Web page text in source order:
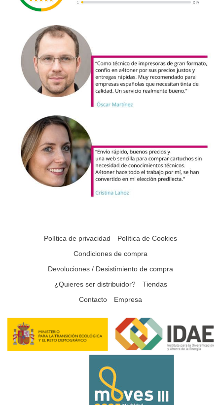
Política de privacidad
Política de Cookies
Condiciones de compra
Devoluciones / Desistimiento de compra
¿Quieres ser distribuidor?
Tiendas
Contacto
Empresa